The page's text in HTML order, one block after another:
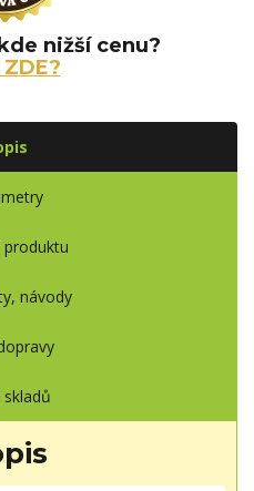
nižší cenu?
ZDE?
produktu
návody
skladů